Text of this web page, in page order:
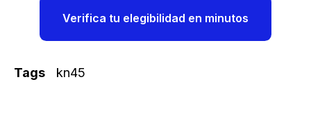
Verifica tu elegibilidad en minutos
Tags kn45